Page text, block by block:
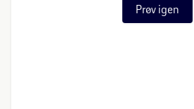
Prøv igen